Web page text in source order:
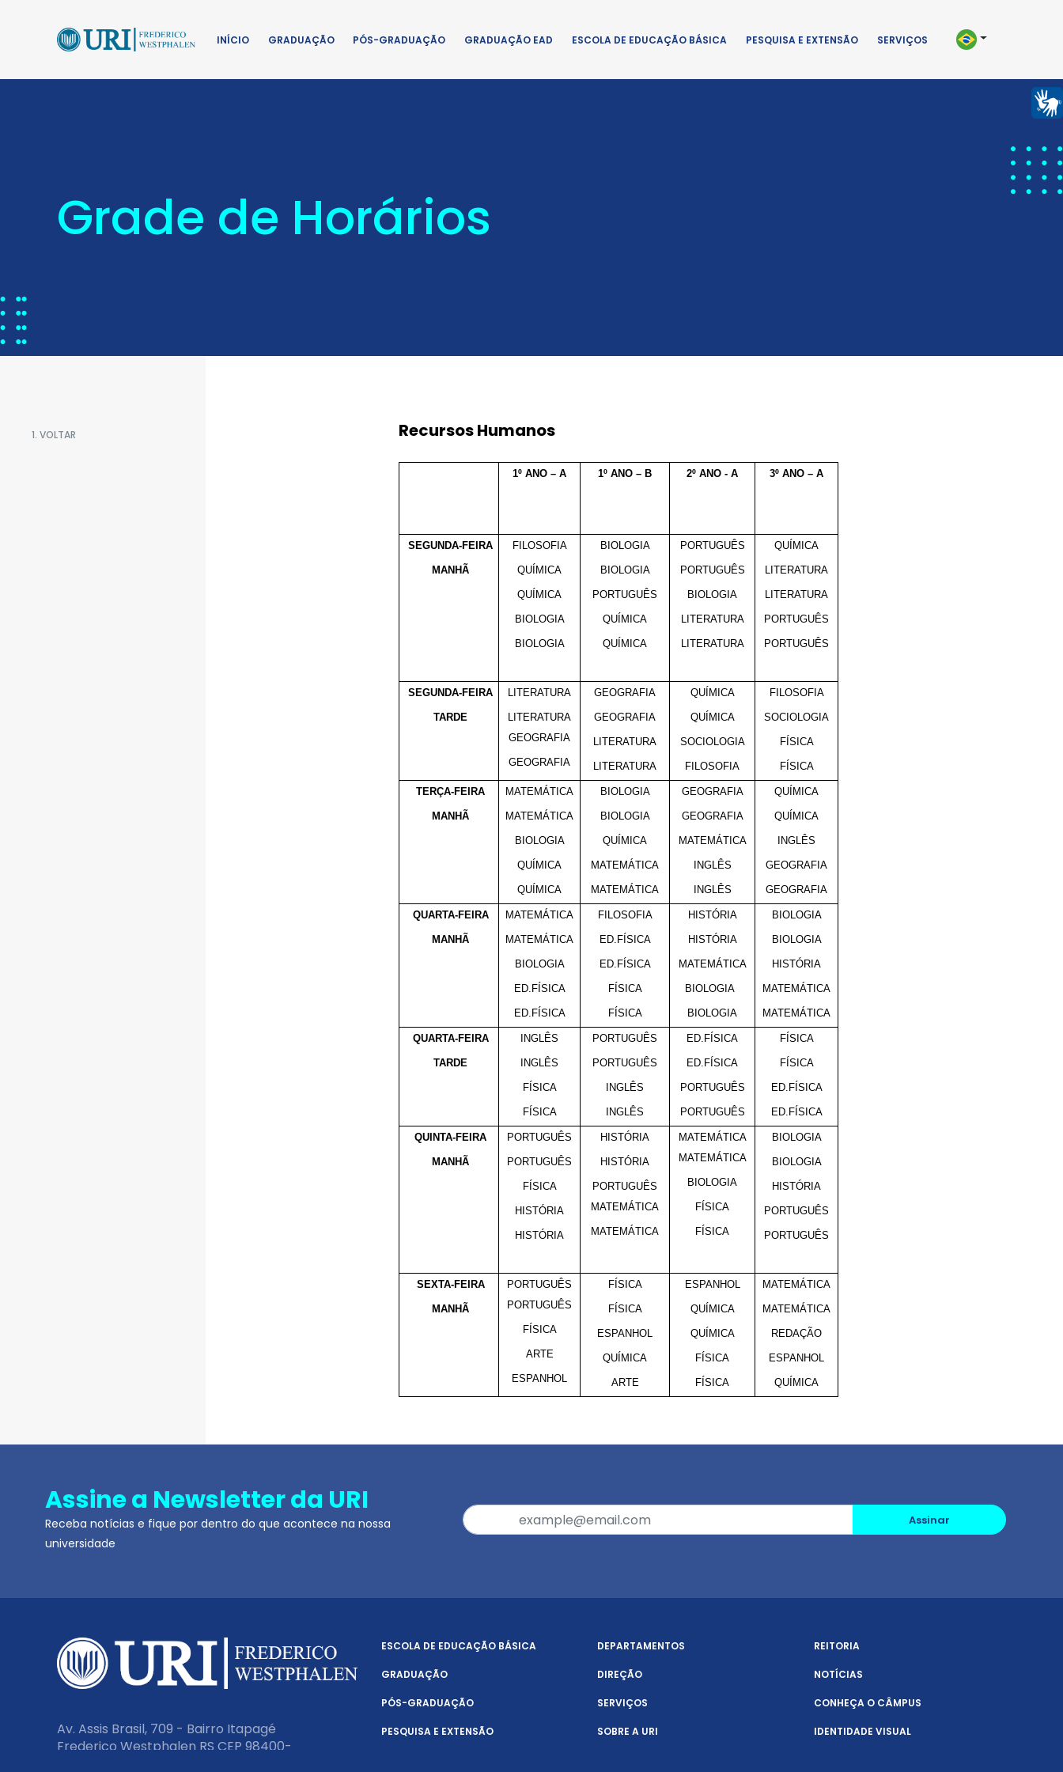
INÍCIO GRADUAÇÃO PÓS-GRADUAÇÃO GRADUAÇÃO EAD ESCOLA DE EDUCAÇÃO BÁSICA PESQUISA E EXTENSÃO SERVIÇOS
Grade de Horários
1. VOLTAR Recursos Humanos
1º ANO – A 1º ANO – B 2º ANO - A 3º ANO – A
SEGUNDA-FEIRA
MANHÃ
FILOSOFIA
QUÍMICA
QUÍMICA
BIOLOGIA
BIOLOGIA
BIOLOGIA
BIOLOGIA
PORTUGUÊS
QUÍMICA
QUÍMICA
PORTUGUÊS
PORTUGUÊS
BIOLOGIA
LITERATURA
LITERATURA
QUÍMICA
LITERATURA
LITERATURA
PORTUGUÊS
PORTUGUÊS
SEGUNDA-FEIRA
TARDE
LITERATURA
LITERATURA
GEOGRAFIA
GEOGRAFIA
GEOGRAFIA
GEOGRAFIA
LITERATURA
LITERATURA
QUÍMICA
QUÍMICA
SOCIOLOGIA
FILOSOFIA
FILOSOFIA
SOCIOLOGIA
FÍSICA
FÍSICA
TERÇA-FEIRA
MANHÃ
MATEMÁTICA
MATEMÁTICA
BIOLOGIA
QUÍMICA
QUÍMICA
BIOLOGIA
BIOLOGIA
QUÍMICA
MATEMÁTICA
MATEMÁTICA
GEOGRAFIA
GEOGRAFIA
MATEMÁTICA
INGLÊS
INGLÊS
QUÍMICA
QUÍMICA
INGLÊS
GEOGRAFIA
GEOGRAFIA
QUARTA-FEIRA
MANHÃ
MATEMÁTICA
MATEMÁTICA
BIOLOGIA
ED.FÍSICA
ED.FÍSICA
FILOSOFIA
ED.FÍSICA
ED.FÍSICA
FÍSICA
FÍSICA
HISTÓRIA
HISTÓRIA
MATEMÁTICA
BIOLOGIA
BIOLOGIA
BIOLOGIA
BIOLOGIA
HISTÓRIA
MATEMÁTICA
MATEMÁTICA
QUARTA-FEIRA
TARDE
INGLÊS
INGLÊS
FÍSICA
FÍSICA
PORTUGUÊS
PORTUGUÊS
INGLÊS
INGLÊS
ED.FÍSICA
ED.FÍSICA
PORTUGUÊS
PORTUGUÊS
FÍSICA
FÍSICA
ED.FÍSICA
ED.FÍSICA
QUINTA-FEIRA
MANHÃ
PORTUGUÊS
PORTUGUÊS
FÍSICA
HISTÓRIA
HISTÓRIA
HISTÓRIA
HISTÓRIA
PORTUGUÊS
MATEMÁTICA
MATEMÁTICA
MATEMÁTICA
MATEMÁTICA
BIOLOGIA
FÍSICA
FÍSICA
BIOLOGIA
BIOLOGIA
HISTÓRIA
PORTUGUÊS
PORTUGUÊS
SEXTA-FEIRA
MANHÃ
PORTUGUÊS
PORTUGUÊS
FÍSICA
ARTE
ESPANHOL
FÍSICA
FÍSICA
ESPANHOL
QUÍMICA
ARTE
ESPANHOL
QUÍMICA
QUÍMICA
FÍSICA
FÍSICA
MATEMÁTICA
MATEMÁTICA
REDAÇÃO
ESPANHOL
QUÍMICA
Assine a Newsletter da URI
Receba notícias e fique por dentro do que acontece na nossa
universidade
Assinar
Av. Assis Brasil, 709 - Bairro Itapagé
Frederico Westphalen RS CEP 98400-
ESCOLA DE EDUCAÇÃO BÁSICA
GRADUAÇÃO
PÓS-GRADUAÇÃO
PESQUISA E EXTENSÃO
DEPARTAMENTOS
DIREÇÃO
SERVIÇOS
SOBRE A URI
REITORIA
NOTÍCIAS
CONHEÇA O CÂMPUS
IDENTIDADE VISUAL